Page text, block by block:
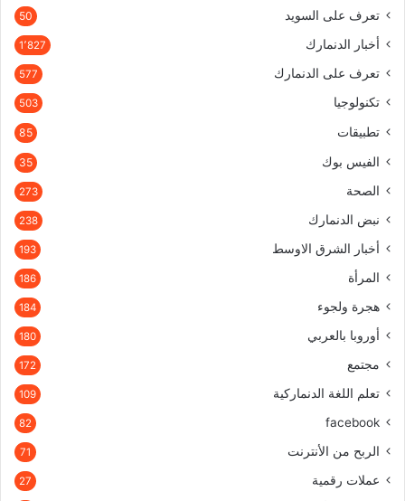
تعرف على السويد 50
أخبار الدنمارك 1٬827
تعرف على الدنمارك 577
تكنولوجيا 503
تطبيقات 85
الفيس بوك 35
الصحة 273
نبض الدنمارك 238
أخبار الشرق الاوسط 193
المرأة 186
هجرة ولجوء 184
أوروبا بالعربي 180
مجتمع 172
تعلم اللغة الدنماركية 109
facebook
82
الربح من الأنترنت 71
عملات رقمية 27